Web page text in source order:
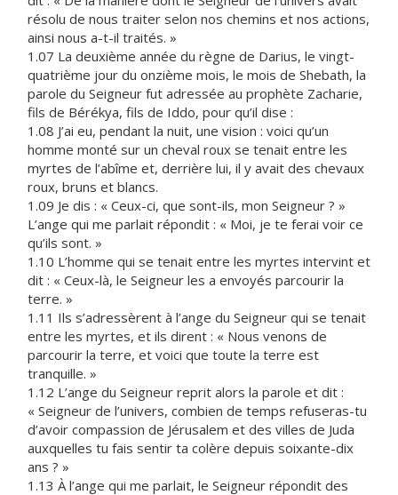
résolu de nous traiter selon nos chemins et nos actions,
ainsi nous a-t-il traités. »
1.07 La deuxième année du règne de Darius, le vingt-
quatrième jour du onzième mois, le mois de Shebath, la
parole du Seigneur fut adressée au prophète Zacharie,
fils de Bérékya, fils de Iddo, pour qu’il dise :
1.08 J’ai eu, pendant la nuit, une vision : voici qu’un
homme monté sur un cheval roux se tenait entre les
myrtes de l’abîme et, derrière lui, il y avait des chevaux
roux, bruns et blancs.
1.09 Je dis : « Ceux-ci, que sont-ils, mon Seigneur ? »
L’ange qui me parlait répondit : « Moi, je te ferai voir ce
qu’ils sont. »
1.10 L’homme qui se tenait entre les myrtes intervint et
dit : « Ceux-là, le Seigneur les a envoyés parcourir la
terre. »
1.11 Ils s’adressèrent à l’ange du Seigneur qui se tenait
entre les myrtes, et ils dirent : « Nous venons de
parcourir la terre, et voici que toute la terre est
tranquille. »
1.12 L’ange du Seigneur reprit alors la parole et dit :
« Seigneur de l’univers, combien de temps refuseras-tu
d’avoir compassion de Jérusalem et des villes de Juda
auxquelles tu fais sentir ta colère depuis soixante-dix
ans ? »
1.13 À l’ange qui me parlait, le Seigneur répondit des